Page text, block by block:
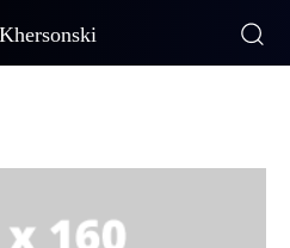
Khersonski